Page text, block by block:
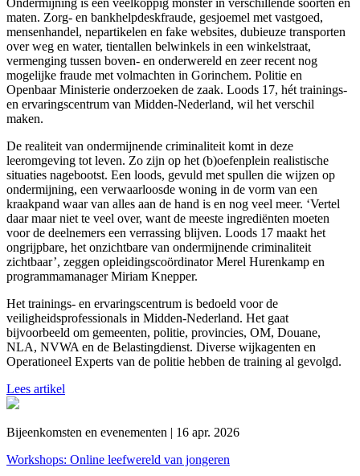
maten. Zorg- en bankhelpdeskfraude, gesjoemel met vastgoed,
mensenhandel, nepartikelen en fake websites, dubieuze transporten
over weg en water, tientallen belwinkels in een winkelstraat,
vermenging tussen boven- en onderwereld en zeer recent nog
mogelijke fraude met volmachten in Gorinchem. Politie en
Openbaar Ministerie onderzoeken de zaak. Loods 17, hét trainings-
en ervaringscentrum van Midden-Nederland, wil het verschil
maken.
De realiteit van ondermijnende criminaliteit komt in deze
leeromgeving tot leven. Zo zijn op het (b)oefenplein realistische
situaties nagebootst. Een loods, gevuld met spullen die wijzen op
ondermijning, een verwaarloosde woning in de vorm van een
kraakpand waar van alles aan de hand is en nog veel meer. ‘Vertel
daar maar niet te veel over, want de meeste ingrediënten moeten
voor de deelnemers een verrassing blijven. Loods 17 maakt het
ongrijpbare, het onzichtbare van ondermijnende criminaliteit
zichtbaar’, zeggen opleidingscoördinator Merel Hurenkamp en
programmamanager Miriam Knepper.
Het trainings- en ervaringscentrum is bedoeld voor de
veiligheidsprofessionals in Midden-Nederland. Het gaat
bijvoorbeeld om gemeenten, politie, provincies, OM, Douane,
NLA, NVWA en de Belastingdienst. Diverse wijkagenten en
Operationeel Experts van de politie hebben de training al gevolgd.
Lees artikel
Bijeenkomsten en evenementen | 16 apr. 2026
Workshops: Online leefwereld van jongeren